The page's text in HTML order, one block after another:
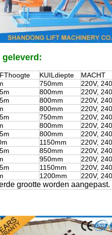
KUILdiepte
MACHT
750mm
220V,
800mm
220V,
800mm
220V,
800mm
220V,
750mm
220V,
800mm
220V,
800mm
220V,
1150mm
220V,
850mm
220V,
950mm
220V,
1150mm
220V,
1200mm 220V,
grootte worden aangepast.